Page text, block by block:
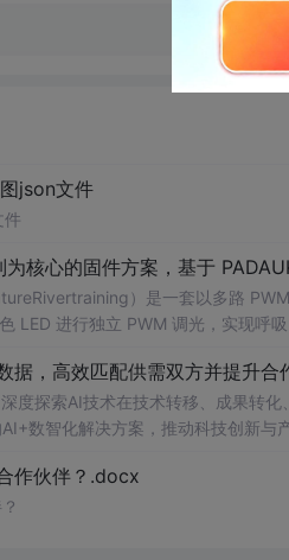
json文件
件
核心的固件方案，基于
LED 进行独立 PWM 调光，实现呼
机身实体按键操控 三、
据，高效匹配供需双方并提升
度探索AI技术在技术转移、成果转
数智化解决方案，推动科技创新与
作伙伴？.docx